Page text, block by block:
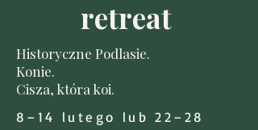
retreat
Historyczne Podlasie.
Konie.
Cisza, która koi.
8–14 lutego lub 22–28